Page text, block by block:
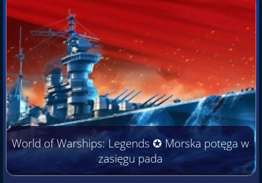
World of Warships: Legends ✪ Morska potęga w
zasięgu pada